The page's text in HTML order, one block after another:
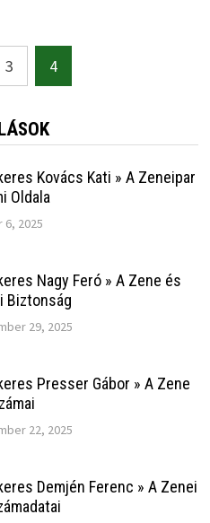
3 4
Kovács Kati » A Zeneipar
Oldala
2025
Nagy Feró » A Zene és
Biztonság
29, 2025
Presser Gábor » A Zene
22, 2025
Demjén Ferenc » A Zenei